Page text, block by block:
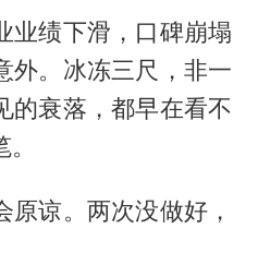
业绩下滑，口碑崩塌
外。冰冻三尺，非一
的衰落，都早在看不
谅。两次没做好，